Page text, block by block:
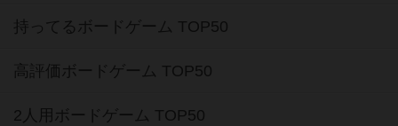
持ってるボードゲーム TOP50
高評価ボードゲーム TOP50
2人用ボードゲーム TOP50